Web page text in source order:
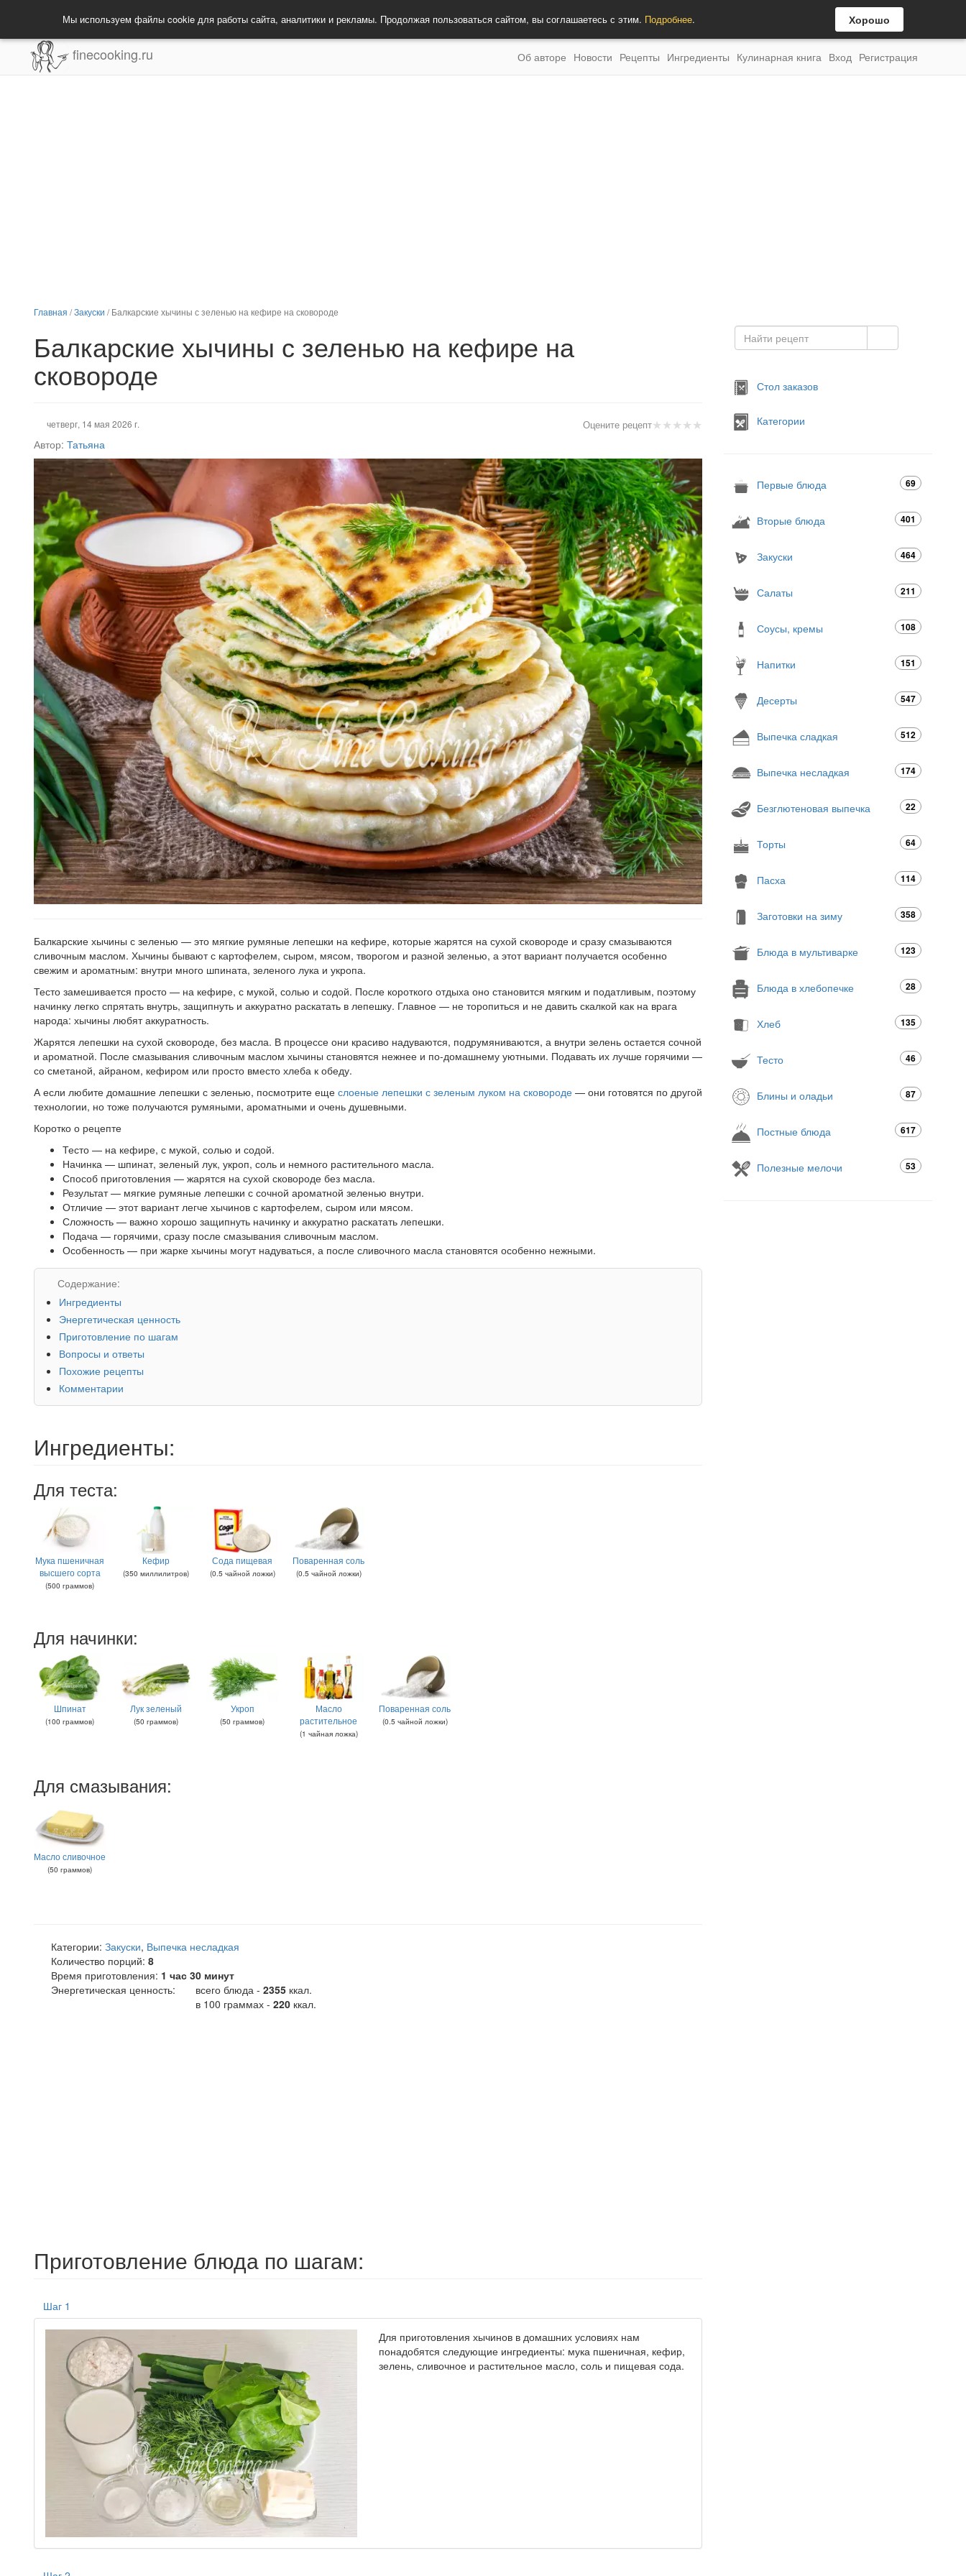
Мы используем файлы cookie для работы сайта, аналитики и рекламы. Продолжая пользоваться сайтом, вы соглашаетесь с этим. Подробнее. Хорошо
finecooking.ru Об авторе Новости Рецепты Ингредиенты Кулинарная книга Вход Регистрация
Главная /Закуски /Балкарские хычины с зеленью на кефире на сковороде
Балкарские хычины с зеленью на кефире на
сковороде
★★★★★
Оцените рецепт
четверг, 14 мая 2026 г.
Автор: Татьяна
Балкарские хычины с зеленью — это мягкие румяные лепешки на кефире, которые жарятся на сухой сковороде и сразу смазываются
сливочным маслом. Хычины бывают с картофелем, сыром, мясом, творогом и разной зеленью, а этот вариант получается особенно
свежим и ароматным: внутри много шпината, зеленого лука и укропа.
Тесто замешивается просто — на кефире, с мукой, солью и содой. После короткого отдыха оно становится мягким и податливым, поэтому
начинку легко спрятать внутрь, защипнуть и аккуратно раскатать в лепешку. Главное — не торопиться и не давить скалкой как на врага
народа: хычины любят аккуратность.
Жарятся лепешки на сухой сковороде, без масла. В процессе они красиво надуваются, подрумяниваются, а внутри зелень остается сочной
и ароматной. После смазывания сливочным маслом хычины становятся нежнее и по-домашнему уютными. Подавать их лучше горячими —
со сметаной, айраном, кефиром или просто вместо хлеба к обеду.
А если любите домашние лепешки с зеленью, посмотрите еще слоеные лепешки с зеленым луком на сковороде — они готовятся по другой
технологии, но тоже получаются румяными, ароматными и очень душевными.
Коротко о рецепте
Тесто — на кефире, с мукой, солью и содой.
Начинка — шпинат, зеленый лук, укроп, соль и немного растительного масла.
Способ приготовления — жарятся на сухой сковороде без масла.
Результат — мягкие румяные лепешки с сочной ароматной зеленью внутри.
Отличие — этот вариант легче хычинов с картофелем, сыром или мясом.
Сложность — важно хорошо защипнуть начинку и аккуратно раскатать лепешки.
Подача — горячими, сразу после смазывания сливочным маслом.
Особенность — при жарке хычины могут надуваться, а после сливочного масла становятся особенно нежными.
Содержание:
Ингредиенты
Энергетическая ценность
Приготовление по шагам
Вопросы и ответы
Похожие рецепты
Комментарии
Ингредиенты:
Для теста:
Мука пшеничная
высшего сорта
(500 граммов)
Кефир
(350 миллилитров)
Сода пищевая
(0.5 чайной ложки)
Поваренная соль
(0.5 чайной ложки)
Для начинки:
Шпинат
(100 граммов)
Лук зеленый
(50 граммов)
Укроп
(50 граммов)
Масло
растительное
(1 чайная ложка)
Поваренная соль
(0.5 чайной ложки)
Для смазывания:
Масло сливочное
(50 граммов)
Категории: Закуски, Выпечка несладкая
Количество порций: 8
Время приготовления: 1 час 30 минут
Энергетическая ценность:
всего блюда - 2355 ккал.
в 100 граммах - 220 ккал.
Приготовление блюда по шагам:
Шаг 1
Для приготовления хычинов в домашних условиях нам
понадобятся следующие ингредиенты: мука пшеничная, кефир,
зелень, сливочное и растительное масло, соль и пищевая сода.
Стол заказов
Категории
Первые блюда 69
Вторые блюда 401
Закуски 464
Салаты 211
Соусы, кремы 108
Напитки 151
Десерты 547
Выпечка сладкая 512
Выпечка несладкая 174
Безглютеновая выпечка 22
Торты 64
Пасха 114
Заготовки на зиму 358
Блюда в мультиварке 123
Блюда в хлебопечке 28
Хлеб 135
Тесто 46
Блины и оладьи 87
Постные блюда 617
Полезные мелочи 53